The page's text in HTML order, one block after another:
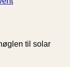
til solar